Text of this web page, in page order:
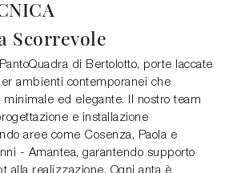
Scorrevole
di Bertolotto, porte laccate
ambienti contemporanei che
ed elegante. Il nostro team
e installazione
aree come Cosenza, Paola e
- Amantea, garantendo supporto
alla realizzazione. Ogni anta è